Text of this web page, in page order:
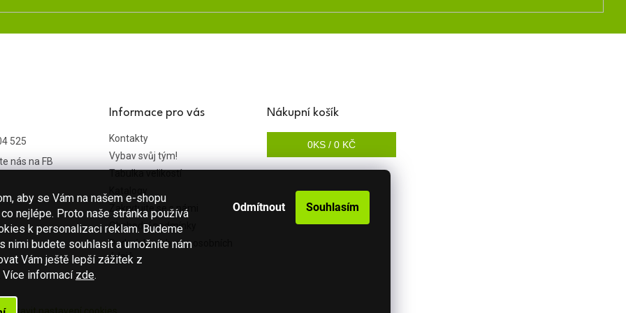
aby se Vám na našem e-shopu
nejlépe. Proto naše stránka používá
k personalizaci reklam. Budeme
nimi budete souhlasit a umožníte nám
Vám ještě lepší zážitek z
Více informací zde.
Odmítnout Souhlasím
525
nás na FB
Informace pro vás
Kontakty
Vybav svůj tým!
Tabulka velikostí
Katalogy
Zakrytujte se s námi
Obchodní podmínky
Podmínky ochrany osobních
údajů
Nákupní košík
0KS / 0 KČ